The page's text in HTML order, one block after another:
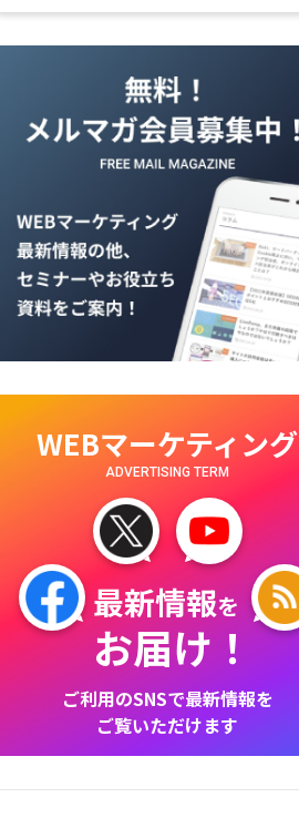
WEBマーケティング
ADVERTISING TERM
最新情報を
お届け！
ご利用のSNSで最新情報を
ご覧いただけます